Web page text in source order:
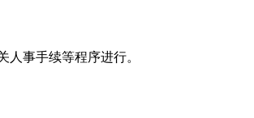
事手续等程序进行。